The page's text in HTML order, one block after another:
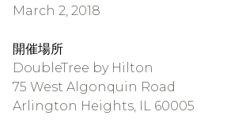
March 2, 2018
開催場所
DoubleTree by Hilton
75 West Algonquin Road
Arlington Heights, IL 60005